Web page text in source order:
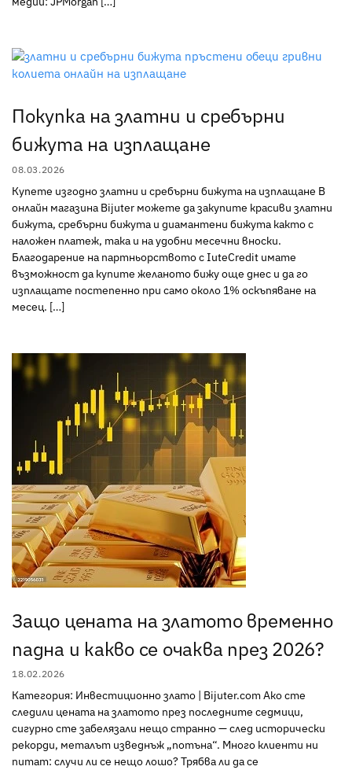
Покупка на златни и сребърни
бижута на изплащане
08.03.2026
Купете изгодно златни и сребърни бижута на изплащане В
онлайн магазина Bijuter можете да закупите красиви златни
бижута, сребърни бижута и диамантени бижута както с
наложен платеж, така и на удобни месечни вноски.
Благодарение на партньорството с IuteCredit имате
възможност да купите желаното бижу още днес и да го
изплащате постепенно при само около 1% оскъпяване на
месец. […]
Защо цената на златото временно
падна и какво се очаква през 2026?
18.02.2026
Категория: Инвестиционно злато | Bijuter.com Ако сте
следили цената на златото през последните седмици,
сигурно сте забелязали нещо странно — след исторически
рекорди, металът изведнъж „потъна“. Много клиенти ни
питат: случи ли се нещо лошо? Трябва ли да се